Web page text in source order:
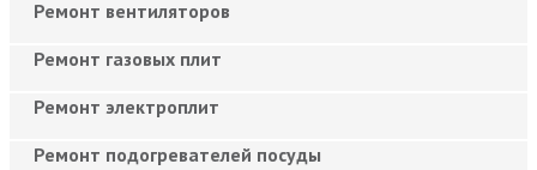
Ремонт вентиляторов
Ремонт газовых плит
Ремонт электроплит
Ремонт подогревателей посуды